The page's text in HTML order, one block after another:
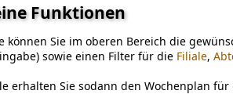
Funktionen
können Sie im oberen Bereich die
sowie einen Filter für die Filiale,
erhalten Sie sodann den Wochenplan